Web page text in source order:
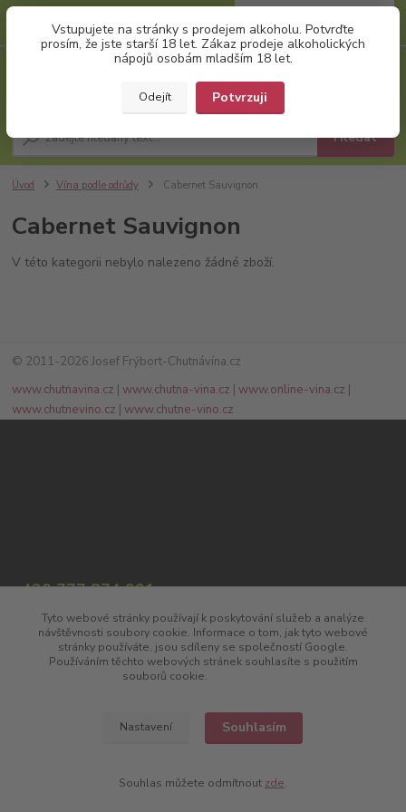
Vstupujete na stránky s prodejem alkoholu. Potvrďte
prosím, že jste starší 18 let. Zákaz prodeje alkoholických
nápojů osobám mladším 18 let.
Odejít Potvrzuji
Hledat
(Po-Pá, 8:00-17:00)
za0,00 Kč
Úvod Vína podle odrůdy Cabernet Sauvignon
Cabernet Sauvignon
V této kategorii nebylo nalezeno žádné zboží.
© 2011-2026 Josef Frýbort-Chutnávína.cz
www.chutnavina.cz |www.chutna-vina.cz |www.online-vina.cz |
www.chutnevino.cz |www.chutne-vino.cz
+420 777 874 991
info@chutnavina.cz
Upravit sběr cookies.
Tyto webové stránky používají k poskytování služeb a analýze
návštěvnosti soubory cookie. Informace o tom, jak tyto webové
stránky používáte, jsou sdíleny se společností Google.
Používáním těchto webových stránek souhlasíte s použitím
souborů cookie.
Nastavení Souhlasím
Souhlas můžete odmítnout zde.